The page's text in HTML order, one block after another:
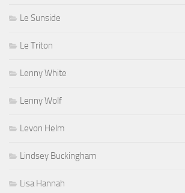
Le Sunside
Le Triton
Lenny White
Lenny Wolf
Levon Helm
Lindsey Buckingham
Lisa Hannah